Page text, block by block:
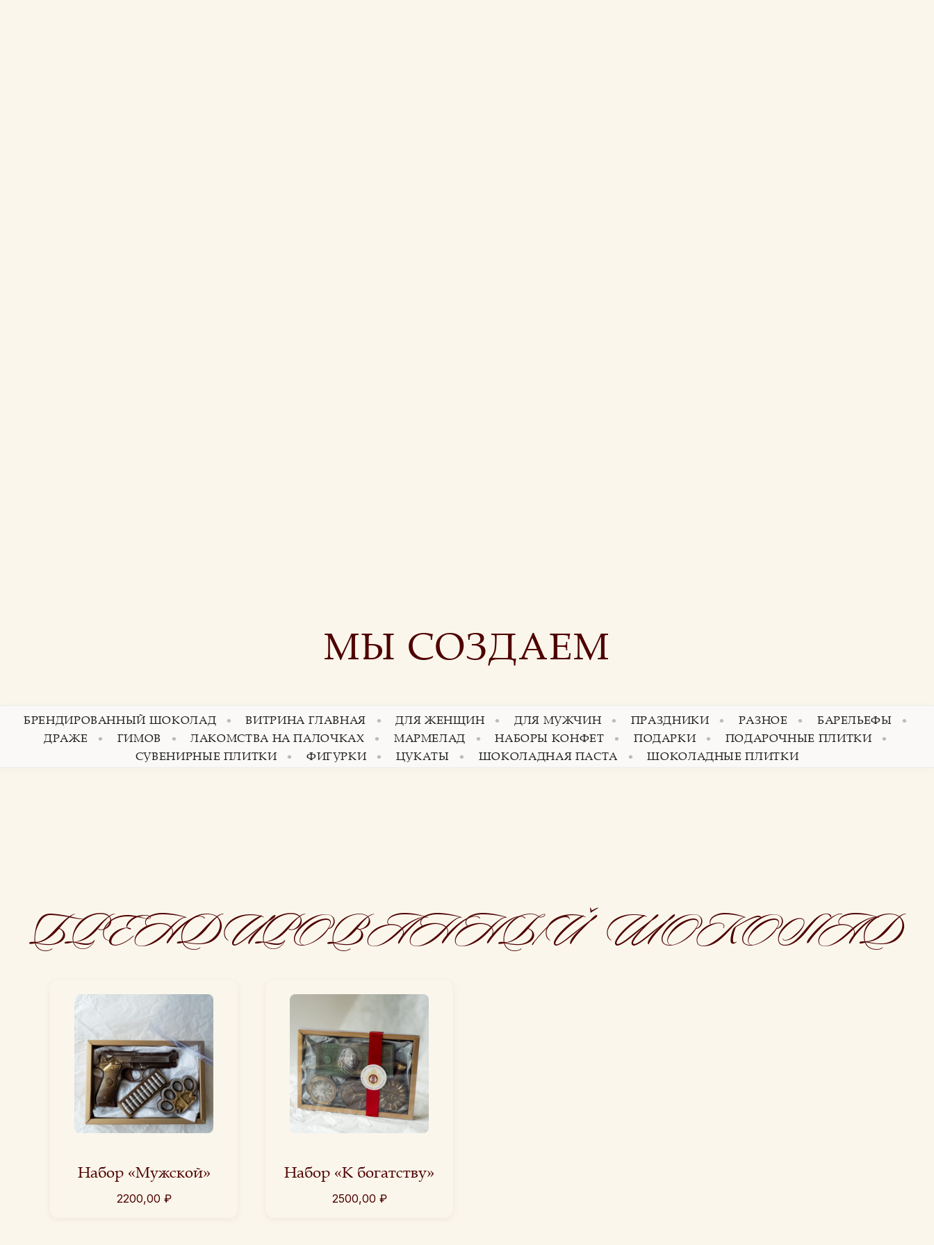
МЫ СОЗДАЕМ
БРЕНДИРОВАННЫЙ ШОКОЛАД ВИТРИНА ГЛАВНАЯ ДЛЯ ЖЕНЩИН ДЛЯ МУЖЧИН ПРАЗДНИКИ РАЗНОЕ
БАРЕЛЬЕФЫ
ДРАЖЕ
ГИМОВ ЛАКОМСТВА НА ПАЛОЧКАХ МАРМЕЛАД НАБОРЫ КОНФЕТ ПОДАРКИ
ПОДАРОЧНЫЕ ПЛИТКИ
СУВЕНИРНЫЕ ПЛИТКИ
ФИГУРКИ ЦУКАТЫ ШОКОЛАДНАЯ ПАСТА ШОКОЛАДНЫЕ ПЛИТКИ
БРЕНДИРОВАННЫЙ ШОКОЛАД
Набор «Мужской»
2200,00 ₽
Набор «К богатству»
2500,00 ₽